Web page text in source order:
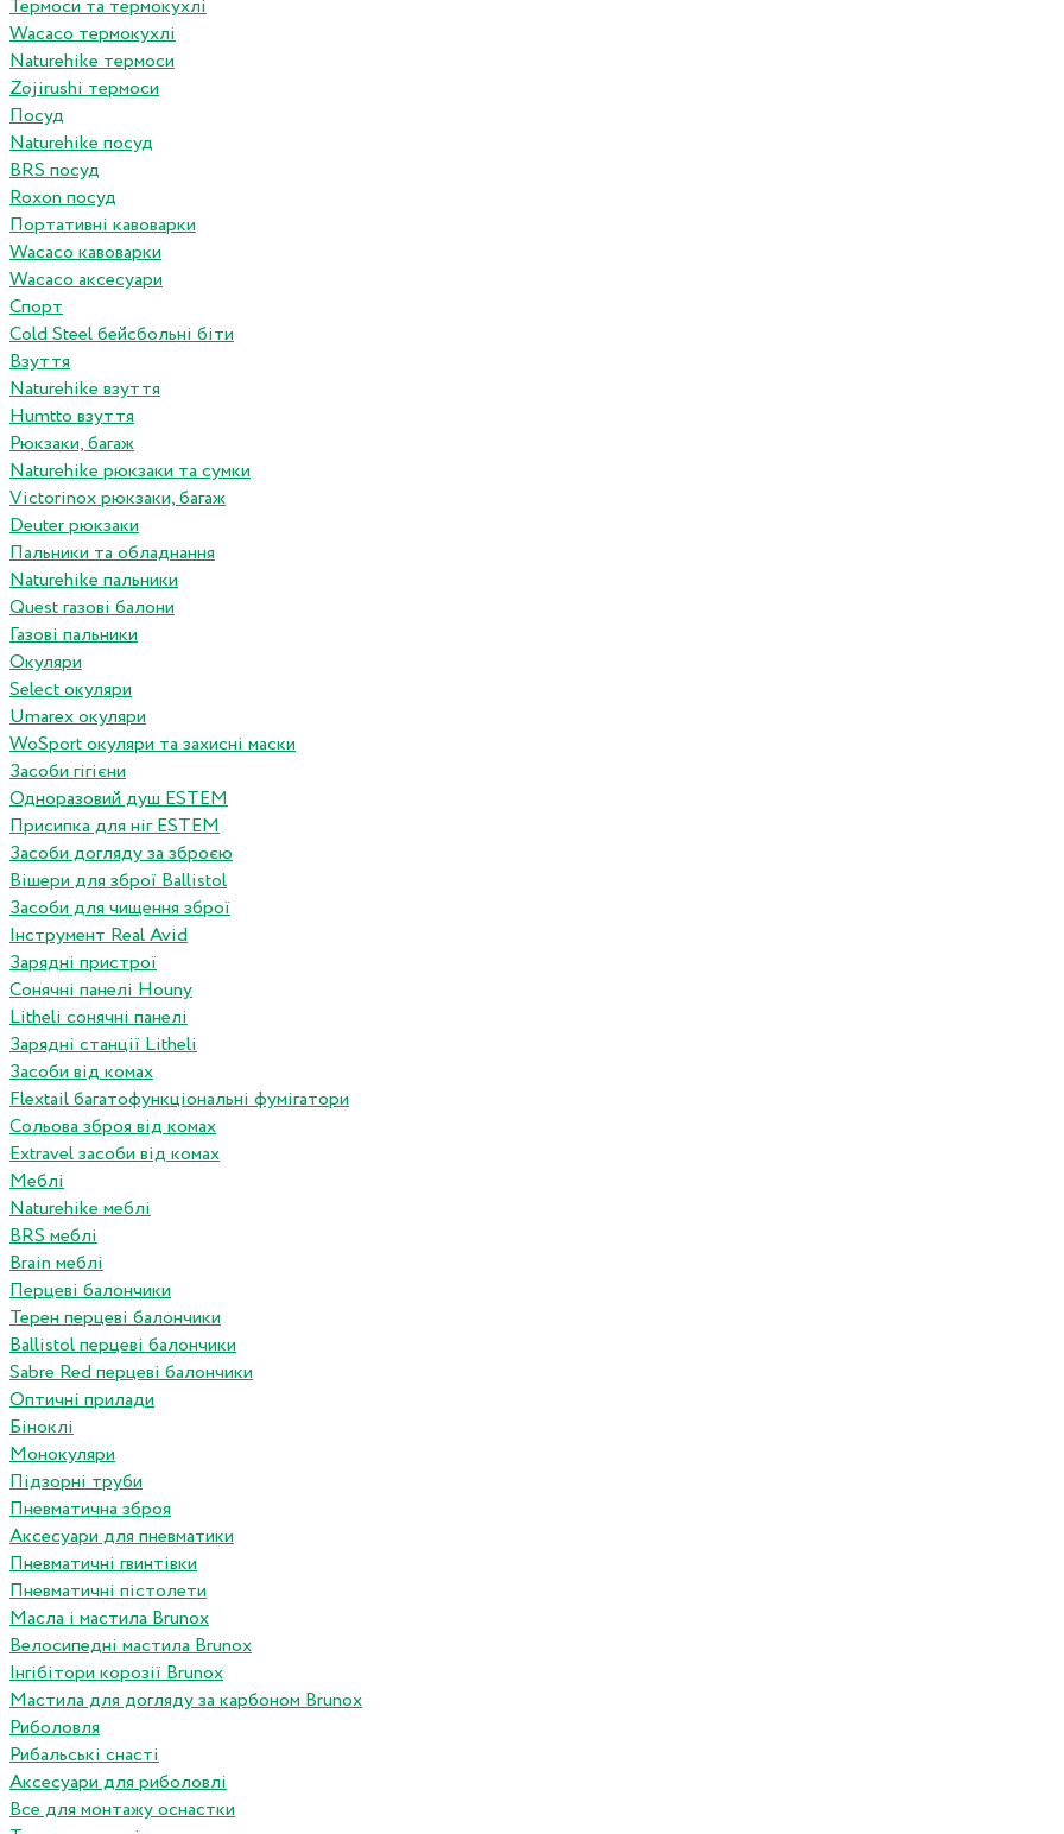
Термоси та термокухлі
Wacaco термокухлі
Naturehike термоси
Zojirushi термоси
Посуд
Naturehike посуд
BRS посуд
Roxon посуд
Портативні кавоварки
Wacaco кавоварки
Wacaco аксесуари
Спорт
Cold Steel бейсбольні біти
Взуття
Naturehike взуття
Humtto взуття
Рюкзаки, багаж
Naturehike рюкзаки та сумки
Victorinox рюкзаки, багаж
Deuter рюкзаки
Пальники та обладнання
Naturehike пальники
Quest газові балони
Газові пальники
Окуляри
Select окуляри
Umarex окуляри
WoSport окуляри та захисні маски
Засоби гігієни
Одноразовий душ ESTEM
Присипка для ніг ESTEM
Засоби догляду за зброєю
Вішери для зброї Ballistol
Засоби для чищення зброї
Інструмент Real Avid
Зарядні пристрої
Сонячні панелі Houny
Litheli сонячні панелі
Зарядні станції Litheli
Засоби від комах
Flextail багатофункціональні фумігатори
Сольова зброя від комах
Extravel засоби від комах
Меблі
Naturehike меблі
BRS меблі
Brain меблі
Перцеві балончики
Терен перцеві балончики
Ballistol перцеві балончики
Sabre Red перцеві балончики
Оптичні прилади
Біноклі
Монокуляри
Підзорні труби
Пневматична зброя
Аксесуари для пневматики
Пневматичні гвинтівки
Пневматичні пістолети
Масла і мастила Brunox
Велосипедні мастила Brunox
Інгібітори корозії Brunox
Мастила для догляду за карбоном Brunox
Риболовля
Рибальські снасті
Аксесуари для риболовлі
Все для монтажу оснастки